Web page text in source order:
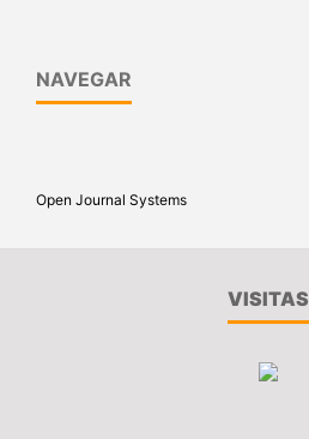
NAVEGAR
Open Journal Systems
VISITAS